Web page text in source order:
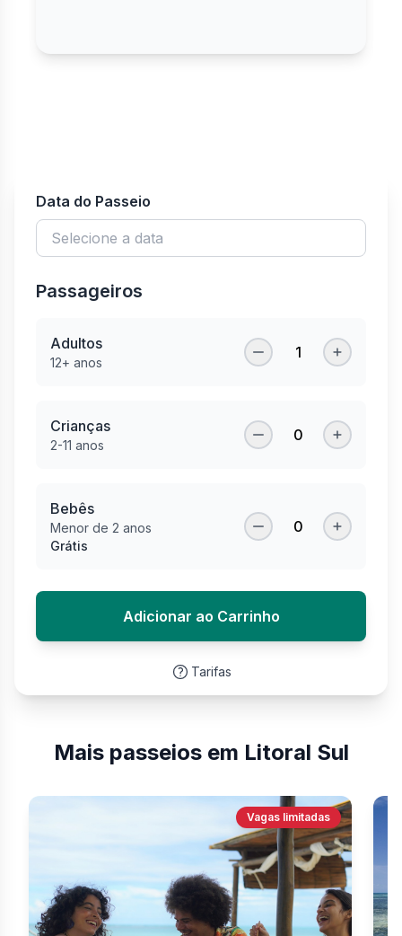
Data do Passeio
Passageiros
Adultos
12+ anos
1
Crianças
2-11 anos
0
Bebês
Menor de 2 anos
Grátis
0
Adicionar ao Carrinho
Tarifas
Mais passeios em Litoral Sul
Vagas limitadas